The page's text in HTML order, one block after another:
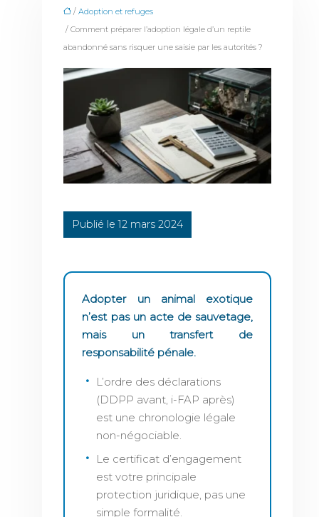
/Adoption et refuges
/ Comment préparer l’adoption légale d’un reptile
abandonné sans risquer une saisie par les autorités ?
Publié le 12 mars 2024
Adopter un animal exotique
n’est pas un acte de sauvetage,
mais un transfert de
responsabilité pénale.
L’ordre des déclarations
(DDPP avant, i-FAP après)
est une chronologie légale
non-négociable.
Le certificat d’engagement
est votre principale
protection juridique, pas une
simple formalité.